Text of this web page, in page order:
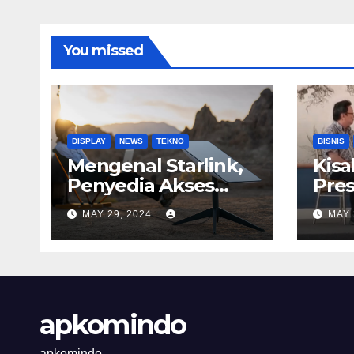
You missed
DISPLAY NEWS TEKNO
Mengenal Starlink,
Penyedia Akses
Internet
Berkecepatan
Tinggi
MAY 29, 2024
BISNIS
apkomindo